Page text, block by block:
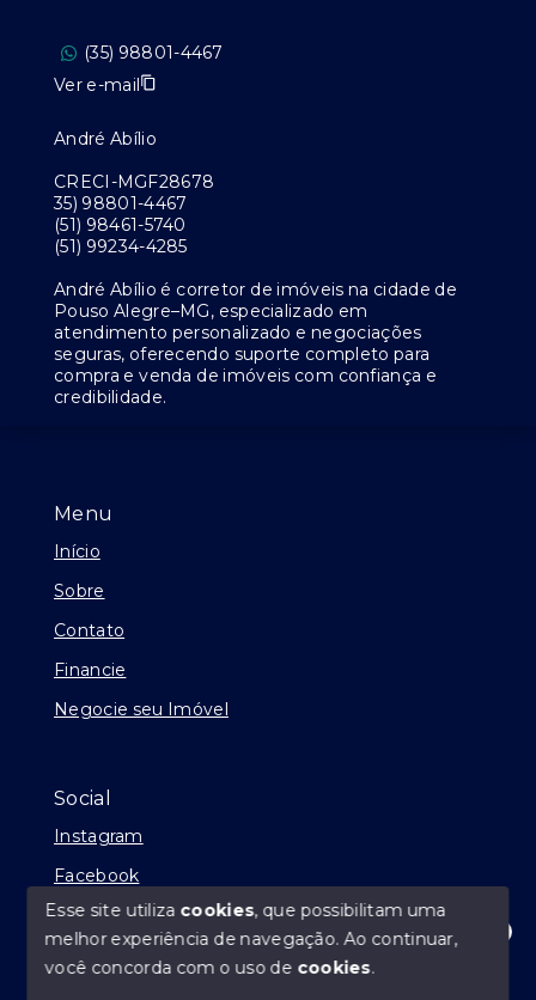
Olá! Estamos disponíveis para te ajudar.
Menu
Início
Sobre
Contato
Financie
Negocie seu Imóvel
Social
Instagram
Facebook
© Copyright 2026 - André Abílio Imóveis - Todos os
(35) 98801-4467
Ver e-mail
André Abílio
CRECI-MGF28678
35) 98801-4467
(51) 98461-5740
(51) 99234-4285
André Abílio é corretor de imóveis na cidade de
Pouso Alegre–MG, especializado em
atendimento personalizado e negociações
seguras, oferecendo suporte completo para
compra e venda de imóveis com confiança e
credibilidade.
Esse site utiliza cookies, que possibilitam uma
melhor experiência de navegação.Ao continuar,
você concorda com o uso de cookies.